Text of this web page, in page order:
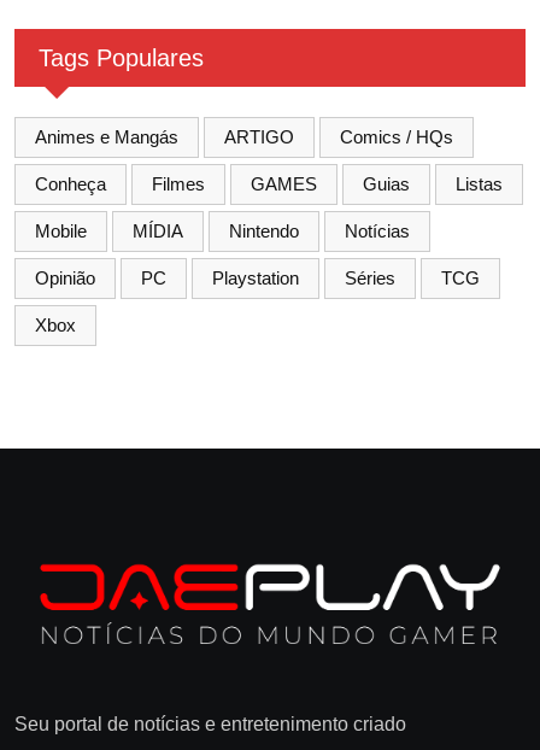
Tags Populares
Animes e Mangás ARTIGO Comics / HQs
Conheça Filmes GAMES Guias Listas
Mobile MÍDIA Nintendo Notícias
Opinião PC Playstation Séries TCG
Xbox
Seu portal de notícias e entretenimento criado